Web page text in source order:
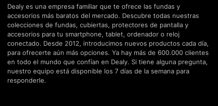
Dealy es una empresa familiar que te ofrece las fundas y
accesorios más baratos del mercado. Descubre todas nuestras
colecciones de fundas, cubiertas, protectores de pantalla y
accesorios para tu smartphone, tablet, ordenador o reloj
conectado. Desde 2012, introducimos nuevos productos cada día,
para ofrecerte aún más opciones. Ya hay más de 600.000 clientes
en todo el mundo que confían en Dealy. Si tiene alguna pregunta,
nuestro equipo está disponible los 7 días de la semana para
responderle.